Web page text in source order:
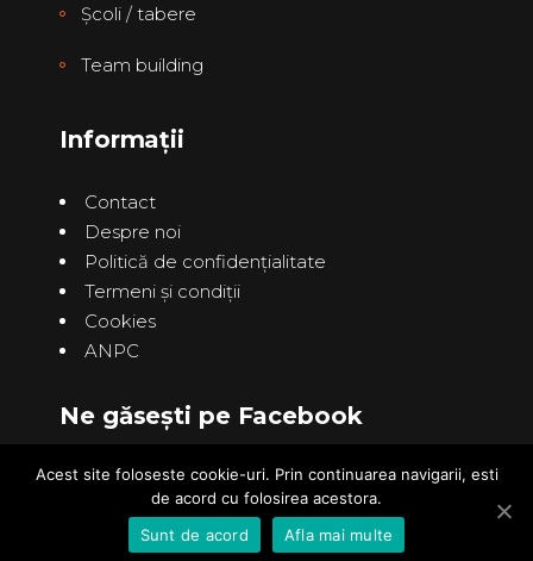
Școli / tabere
Team building
Informații
Contact
Despre noi
Politică de confidenţialitate
Termeni și condiții
Cookies
ANPC
Ne găsești pe Facebook
Acest site foloseste cookie-uri. Prin continuarea navigarii, esti
de acord cu folosirea acestora.
Sunt de acord
Afla mai multe